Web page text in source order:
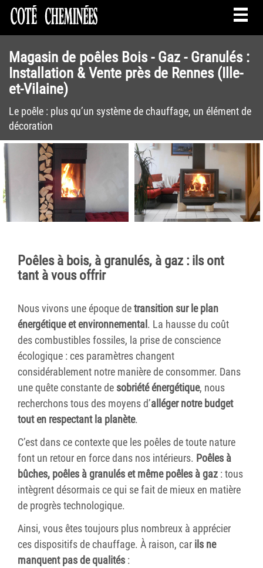
Magasin de poêles Bois - Gaz - Granulés :
Installation & Vente près de Rennes (Ille-
et-Vilaine)
Le poêle : plus qu’un système de chauffage, un élément de
décoration
Poêles à bois, à granulés, à gaz : ils ont
tant à vous offrir
Nous vivons une époque detransition sur le plan
énergétique et environnemental. La hausse du coût
des combustibles fossiles, la prise de conscience
écologique : ces paramètres changent
considérablement notre manière de consommer. Dans
une quête constante de sobriété énergétique, nous
recherchons tous des moyens d’alléger notre budget
tout en respectant la planète.
C’est dans ce contexte que les poêles de toute nature
font un retour en force dans nos intérieurs. Poêles à
bûches, poêles à granulés et même poêles à gaz : tous
intègrent désormais ce qui se fait de mieux en matière
de progrès technologique.
Ainsi, vous êtes toujours plus nombreux à apprécier
ces dispositifs de chauffage. À raison, car ils ne
manquent pas de qualités :